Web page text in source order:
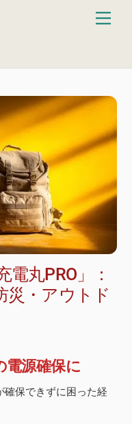
電丸PRO」：
災・アウトド
電源確保に
確保できずに困った経